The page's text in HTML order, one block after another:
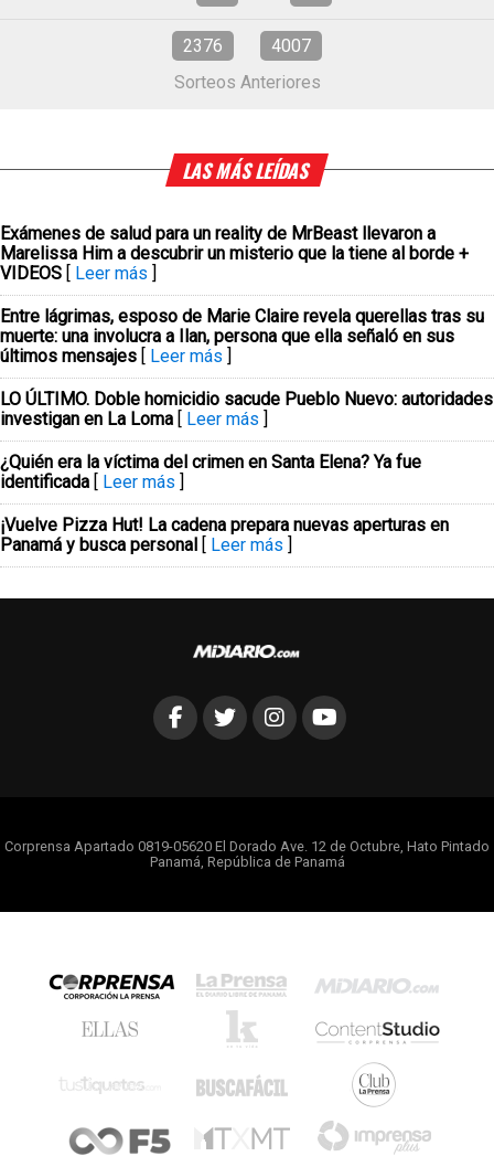
2376
4007
Sorteos Anteriores
LAS MÁS LEÍDAS
Exámenes de salud para un reality de MrBeast llevaron a
Marelissa Him a descubrir un misterio que la tiene al borde +
VIDEOS [ Leer más ]
Entre lágrimas, esposo de Marie Claire revela querellas tras su
muerte: una involucra a Ilan, persona que ella señaló en sus
últimos mensajes [ Leer más ]
LO ÚLTIMO. Doble homicidio sacude Pueblo Nuevo: autoridades
investigan en La Loma [ Leer más ]
¿Quién era la víctima del crimen en Santa Elena? Ya fue
identificada [ Leer más ]
¡Vuelve Pizza Hut! La cadena prepara nuevas aperturas en
Panamá y busca personal [ Leer más ]
Corprensa Apartado 0819-05620 El Dorado Ave. 12 de Octubre, Hato Pintado
Panamá, República de Panamá